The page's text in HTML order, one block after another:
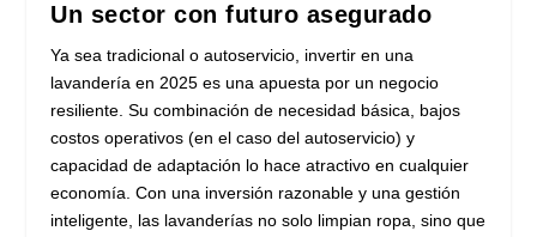
Un sector con futuro asegurado
Ya sea tradicional o autoservicio, invertir en una
lavandería en 2025 es una apuesta por un negocio
resiliente. Su combinación de necesidad básica, bajos
costos operativos (en el caso del autoservicio) y
capacidad de adaptación lo hace atractivo en cualquier
economía. Con una inversión razonable y una gestión
inteligente, las lavanderías no solo limpian ropa, sino que